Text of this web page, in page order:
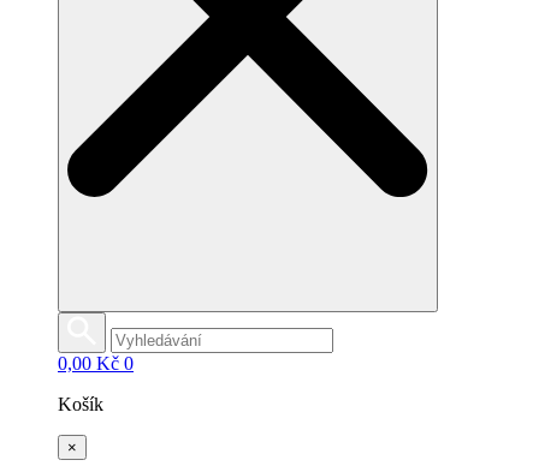
0,00 Kč 0
Košík
×